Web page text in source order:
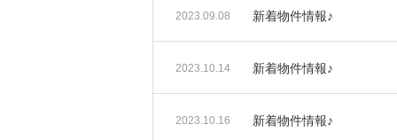
2023.09.08 新着物件情報♪
2023.10.14 新着物件情報♪
2023.10.16 新着物件情報♪